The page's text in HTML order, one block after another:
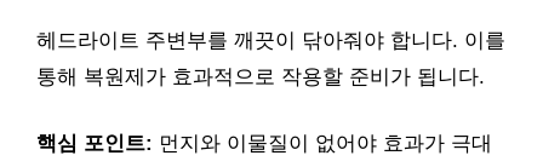
헤드라이트 주변부를 깨끗이 닦아줘야 합니다. 이를
통해 복원제가 효과적으로 작용할 준비가 됩니다.
핵심 포인트: 먼지와 이물질이 없어야 효과가 극대